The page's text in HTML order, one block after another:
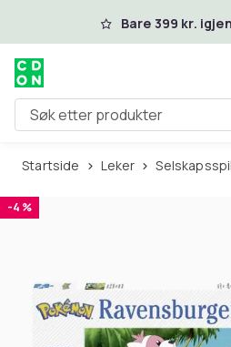
Hopp til hovedinnhold
Bare 399 kr.
Søk etter produkter
Startside Leker
-4 %